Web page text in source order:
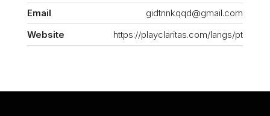
Email
gidtnnkqqd@gmail.com
Website
https://playclaritas.com/langs/pt